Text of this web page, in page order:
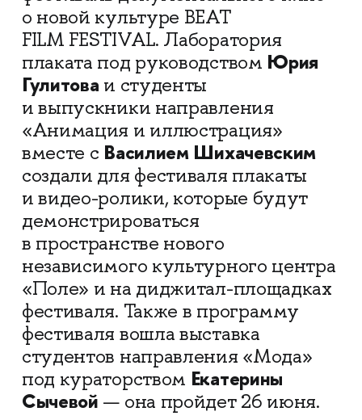
о новой культуре BEAT
FILM FESTIVAL. Лаборатория
плаката под руководством Юрия
Гулитова и студенты
и выпускники направления
«Анимация и иллюстрация»
вместе с Василием Шихачевским
создали для фестиваля плакаты
и видео-ролики, которые будут
демонстрироваться
в пространстве нового
независимого культурного центра
«Поле» и на диджитал-площадках
фестиваля. Также в программу
фестиваля вошла выставка
студентов направления «Мода»
под кураторством Екатерины
Сычевой — она пройдет 26 июня.